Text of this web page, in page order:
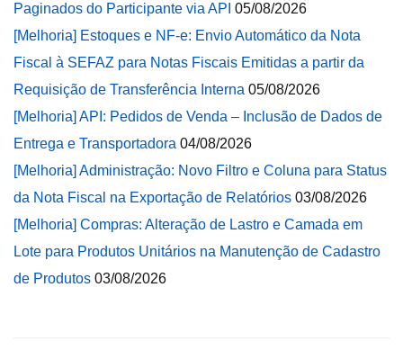
Paginados do Participante via API 05/08/2026
[Melhoria] Estoques e NF-e: Envio Automático da Nota
Fiscal à SEFAZ para Notas Fiscais Emitidas a partir da
Requisição de Transferência Interna 05/08/2026
[Melhoria] API: Pedidos de Venda – Inclusão de Dados de
Entrega e Transportadora 04/08/2026
[Melhoria] Administração: Novo Filtro e Coluna para Status
da Nota Fiscal na Exportação de Relatórios 03/08/2026
[Melhoria] Compras: Alteração de Lastro e Camada em
Lote para Produtos Unitários na Manutenção de Cadastro
de Produtos 03/08/2026